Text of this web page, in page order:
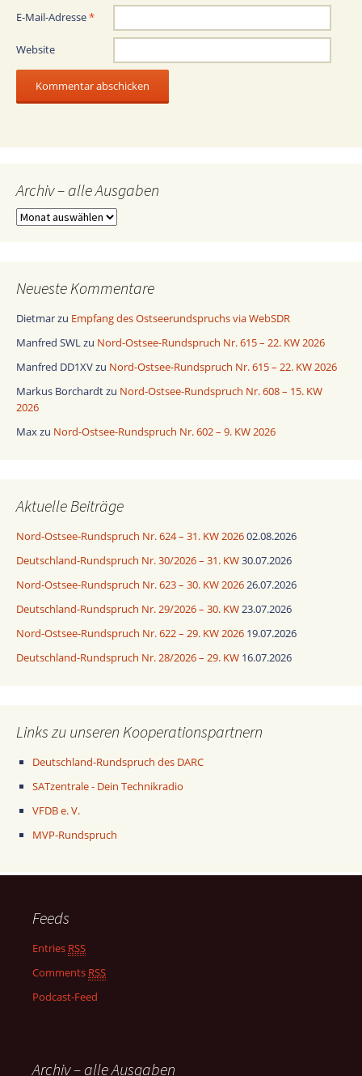
E-Mail-Adresse*
Website
Archiv – alle Ausgaben
Archiv
–
Neueste Kommentare
Dietmarzu Empfang des Ostseerundspruchs via WebSDR
Manfred SWLzu Nord-Ostsee-Rundspruch Nr. 615 – 22. KW 2026
Manfred DD1XVzu Nord-Ostsee-Rundspruch Nr. 615 – 22. KW 2026
Markus Borchardtzu Nord-Ostsee-Rundspruch Nr. 608 – 15. KW
2026
Maxzu Nord-Ostsee-Rundspruch Nr. 602 – 9. KW 2026
Aktuelle Beiträge
Nord-Ostsee-Rundspruch Nr. 624 – 31. KW 202602.08.2026
Deutschland-Rundspruch Nr. 30/2026 – 31. KW30.07.2026
Nord-Ostsee-Rundspruch Nr. 623 – 30. KW 202626.07.2026
Deutschland-Rundspruch Nr. 29/2026 – 30. KW23.07.2026
Nord-Ostsee-Rundspruch Nr. 622 – 29. KW 2026 19.07.2026
Deutschland-Rundspruch Nr. 28/2026 – 29. KW 16.07.2026
Links zu unseren Kooperationspartnern
Deutschland-Rundspruch des DARC
SATzentrale - Dein Technikradio
VFDB e. V.
MVP-Rundspruch
Feeds
Entries RSS
Comments RSS
Podcast-Feed
Archiv – alle Ausgaben